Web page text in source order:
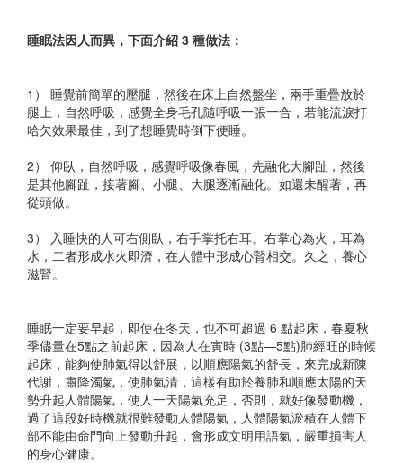
睡眠法因人而異，下面介紹 3 種做法：​
1） 睡覺前簡單的壓腿，然後在床上自然盤坐，兩手重疊放於
腿上，自然呼吸，感覺全身毛孔隨呼吸一張一合，若能流淚打
哈欠效果最佳，到了想睡覺時倒下便睡。​
2） 仰臥，自然呼吸，感覺呼吸像春風，先融化大腳趾，然後
是其他腳趾，接著腳、小腿、大腿逐漸融化。如還未醒著，再
從頭做。​
3） 入睡快的人可右側臥，右手掌托右耳。右掌心為火，耳為
水，二者形成水火即濟，在人體中形成心腎相交。久之，養心
滋腎。​
​睡眠一定要早起，即使在冬天，也不可超過 6 點起床，春夏秋
季儘量在5點之前起床，因為人在寅時 (3點—5點)肺經旺的時候
起床，能夠使肺氣得以舒展，以順應陽氣的舒長，來完成新陳
代謝，肅降濁氣，使肺氣清，這樣有助於養肺和順應太陽的天
勢升起人體陽氣，使人一天陽氣充足，否則，就好像發動機，
過了這段好時機就很難發動人體陽氣，人體陽氣淤積在人體下
部不能由命門向上發動升起，會形成文明用語氣，嚴重損害人
的身心健康。​